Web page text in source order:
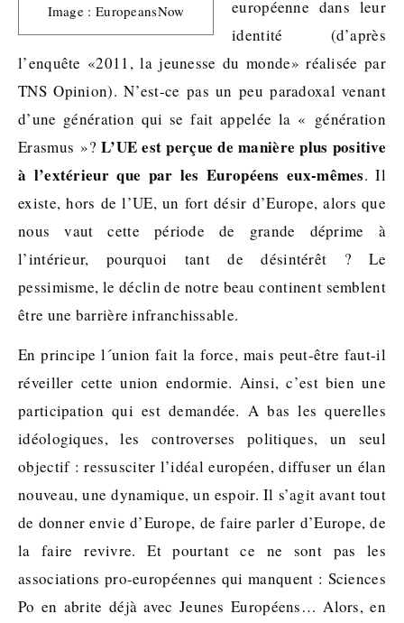
Image : EuropeansNow
européenne dans leur
identité (d’après
l’enquête «2011, la jeunesse du monde» réalisée par
TNS Opinion). N’est-ce pas un peu paradoxal venant
d’une génération qui se fait appelée la « génération
Erasmus »? L’UE est perçue de manière plus positive
à l’extérieur que par les Européens eux-mêmes. Il
existe, hors de l’UE, un fort désir d’Europe, alors que
nous vaut cette période de grande déprime à
l’intérieur, pourquoi tant de désintérêt ? Le
pessimisme, le déclin de notre beau continent semblent
être une barrière infranchissable.
En principe l´union fait la force, mais peut-être faut-il
réveiller cette union endormie. Ainsi, c’est bien une
participation qui est demandée. A bas les querelles
idéologiques, les controverses politiques, un seul
objectif : ressusciter l’idéal européen, diffuser un élan
nouveau, une dynamique, un espoir. Il s’agit avant tout
de donner envie d’Europe, de faire parler d’Europe, de
la faire revivre. Et pourtant ce ne sont pas les
associations pro-européennes qui manquent : Sciences
Po en abrite déjà avec Jeunes Européens… Alors, en